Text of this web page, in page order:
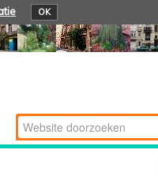
OK
Zoek
Geavanceerd